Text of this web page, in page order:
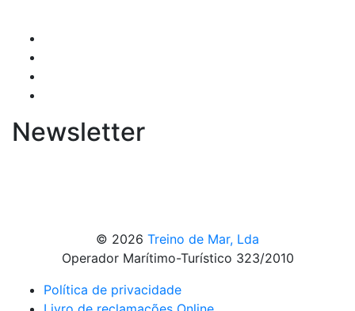
Newsletter
© 2026 Treino de Mar, Lda
Operador Marítimo-Turístico 323/2010
Política de privacidade